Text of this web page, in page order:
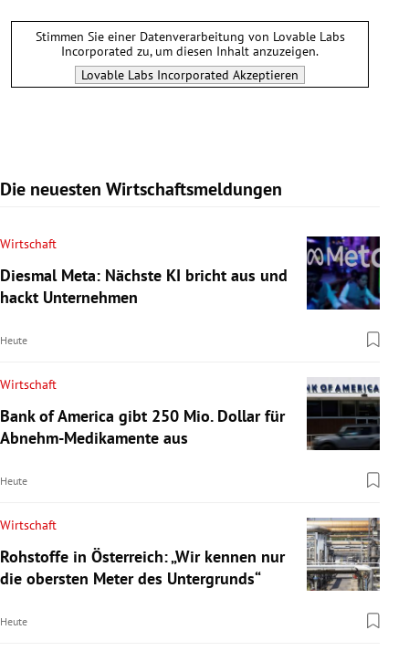
Stimmen Sie einer Datenverarbeitung von Lovable Labs
Incorporated zu, um diesen Inhalt anzuzeigen.
Lovable Labs Incorporated Akzeptieren
Die neuesten Wirtschaftsmeldungen
Wirtschaft
Diesmal Meta: Nächste KI bricht aus und
hackt Unternehmen
Heute
Wirtschaft
Bank of America gibt 250 Mio. Dollar für
Abnehm-Medikamente aus
Heute
Wirtschaft
Rohstoffe in Österreich: „Wir kennen nur
die obersten Meter des Untergrunds“
Heute